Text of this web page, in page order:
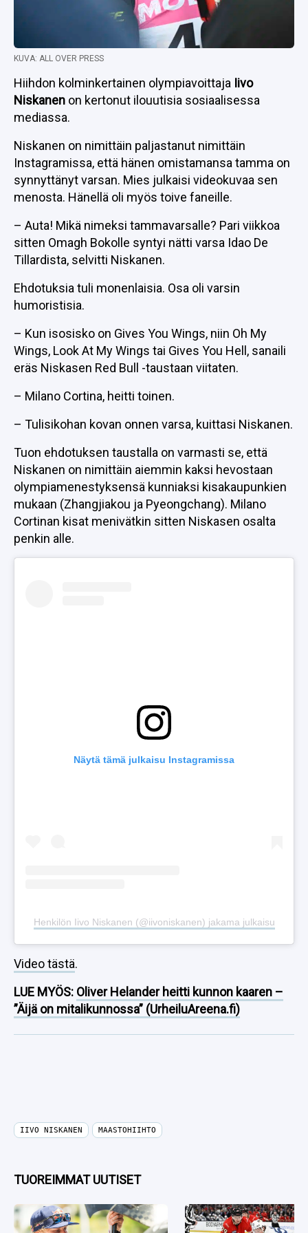
KUVA: ALL OVER PRESS
Hiihdon kolminkertainen olympiavoittaja Iivo
Niskanen on kertonut ilouutisia sosiaalisessa
mediassa.
Niskanen on nimittäin paljastanut nimittäin
Instagramissa, että hänen omistamansa tamma on
synnyttänyt varsan. Mies julkaisi videokuvaa sen
menosta. Hänellä oli myös toive faneille.
– Auta! Mikä nimeksi tammavarsalle? Pari viikkoa
sitten Omagh Bokolle syntyi nätti varsa Idao De
Tillardista, selvitti Niskanen.
Ehdotuksia tuli monenlaisia. Osa oli varsin
humoristisia.
– Kun isosisko on Gives You Wings, niin Oh My
Wings, Look At My Wings tai Gives You Hell, sanaili
eräs Niskasen Red Bull -taustaan viitaten.
– Milano Cortina, heitti toinen.
– Tulisikohan kovan onnen varsa, kuittasi Niskanen.
Tuon ehdotuksen taustalla on varmasti se, että
Niskanen on nimittäin aiemmin kaksi hevostaan
olympiamenestyksensä kunniaksi kisakaupunkien
mukaan (Zhangjiakou ja Pyeongchang). Milano
Cortinan kisat menivätkin sitten Niskasen osalta
penkin alle.
Näytä tämä julkaisu Instagramissa
Henkilön Iivo Niskanen (@iivoniskanen) jakama julkaisu
Video tästä.
LUE MYÖS: Oliver Helander heitti kunnon kaaren –
”Äijä on mitalikunnossa” (UrheiluAreena.fi)
IIVO NISKANEN MAASTOHIIHTO
TUOREIMMAT UUTISET